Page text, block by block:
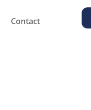
Contact